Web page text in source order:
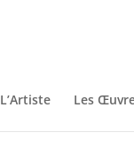
L’Artiste Les